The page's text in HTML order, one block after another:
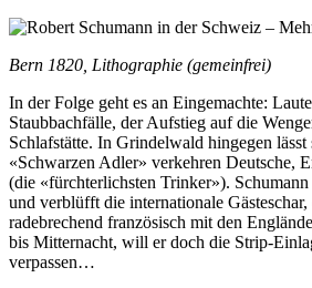
Bern 1820, Lithographie (gemeinfrei)
In der Folge geht es an Eingemachte:
Staubbachfälle, der Aufstieg auf die
Schlafstätte. In Grindelwald hingegen
«Schwarzen Adler» verkehren Deutsche,
(die «fürchterlichsten Trinker»).
und verblüfft die internationale
radebrechend französisch mit den
bis Mitternacht, will er doch die Strip-
verpassen…